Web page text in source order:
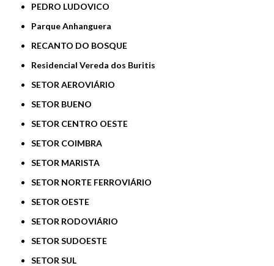
PEDRO LUDOVICO
Parque Anhanguera
RECANTO DO BOSQUE
Residencial Vereda dos Buritis
SETOR AEROVIÁRIO
SETOR BUENO
SETOR CENTRO OESTE
SETOR COIMBRA
SETOR MARISTA
SETOR NORTE FERROVIÁRIO
SETOR OESTE
SETOR RODOVIÁRIO
SETOR SUDOESTE
SETOR SUL